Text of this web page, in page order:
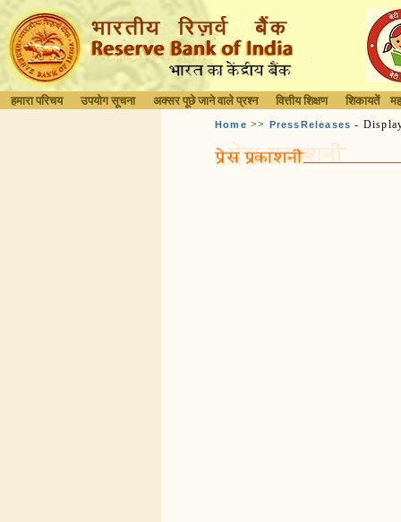
हमारा परिचय उपयोग सूचना अक्सर पूछे जाने वाले प्रश्न वित्तीय शिक्षण शिकायतें
Home >> PressReleases -